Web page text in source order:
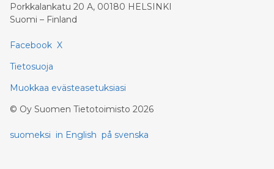
Porkkalankatu 20 A, 00180 HELSINKI
Suomi – Finland
Facebook X
Tietosuoja
Muokkaa evästeasetuksiasi
© Oy Suomen Tietotoimisto 2026
suomeksi in English på svenska